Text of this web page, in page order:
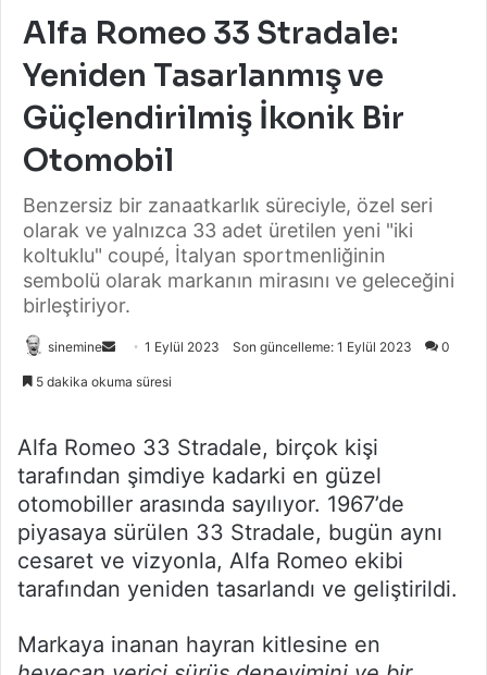
Alfa Romeo 33 Stradale:
Yeniden Tasarlanmış ve
Güçlendirilmiş İkonik Bir
Otomobil
Benzersiz bir zanaatkarlık süreciyle, özel seri
olarak ve yalnızca 33 adet üretilen yeni "iki
koltuklu" coupé, İtalyan sportmenliğinin
sembolü olarak markanın mirasını ve geleceğini
birleştiriyor.
sinemine
Bir
1 Eylül 2023 Son güncelleme: 1 Eylül 2023 0
5 dakika okuma süresi
Alfa Romeo 33 Stradale, birçok kişi
tarafından şimdiye kadarki en güzel
otomobiller arasında sayılıyor. 1967’de
piyasaya sürülen 33 Stradale, bugün aynı
cesaret ve vizyonla, Alfa Romeo ekibi
tarafından yeniden tasarlandı ve geliştirildi.
Markaya inanan hayran kitlesine en